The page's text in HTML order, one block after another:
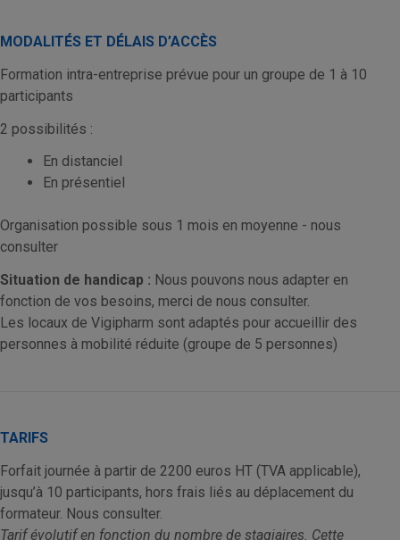
MODALITÉS ET DÉLAIS D’ACCÈS
Formation intra-entreprise prévue pour un groupe de 1 à 10
participants
2 possibilités :
En distanciel
En présentiel
Organisation possible sous 1 mois en moyenne - nous
consulter
Situation de handicap : Nous pouvons nous adapter en
fonction de vos besoins, merci de nous consulter.
Les locaux de Vigipharm sont adaptés pour accueillir des
personnes à mobilité réduite (groupe de 5 personnes)
TARIFS
Forfait journée à partir de 2200 euros HT (TVA applicable),
jusqu’à 10 participants, hors frais liés au déplacement du
formateur. Nous consulter.
Tarif évolutif en fonction du nombre de stagiaires. Cette